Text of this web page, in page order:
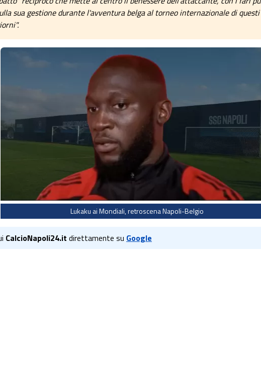
sua gestione durante l'avventura belga al torneo internazionale di questi
Lukaku ai Mondiali, retroscena Napoli-Belgio
CalcioNapoli24.it direttamente su Google